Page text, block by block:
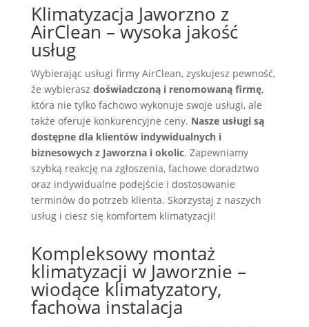
Klimatyzacja Jaworzno z
AirClean – wysoka jakość
usług
Wybierając usługi firmy AirClean, zyskujesz pewność,
że wybierasz doświadczoną i renomowaną firmę,
która nie tylko fachowo wykonuje swoje usługi, ale
także oferuje konkurencyjne ceny. Nasze usługi są
dostępne dla klientów indywidualnych i
biznesowych z Jaworzna i okolic. Zapewniamy
szybką reakcję na zgłoszenia, fachowe doradztwo
oraz indywidualne podejście i dostosowanie
terminów do potrzeb klienta. Skorzystaj z naszych
usług i ciesz się komfortem klimatyzacji!
Kompleksowy montaż
klimatyzacji w Jaworznie –
wiodące klimatyzatory,
fachowa instalacja